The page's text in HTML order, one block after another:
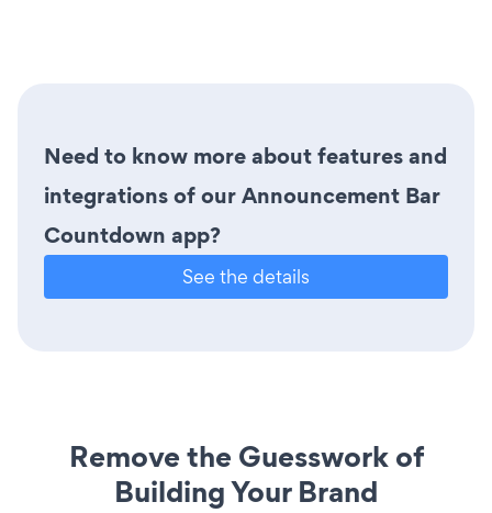
Need to know more about features and
integrations of our Announcement Bar
Countdown app?
See the details
Remove the Guesswork of
Building Your Brand